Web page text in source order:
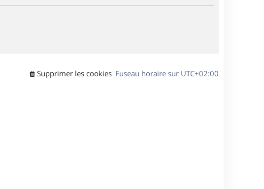
Fuseau horaire sur UTC+02:00
Supprimer les cookies